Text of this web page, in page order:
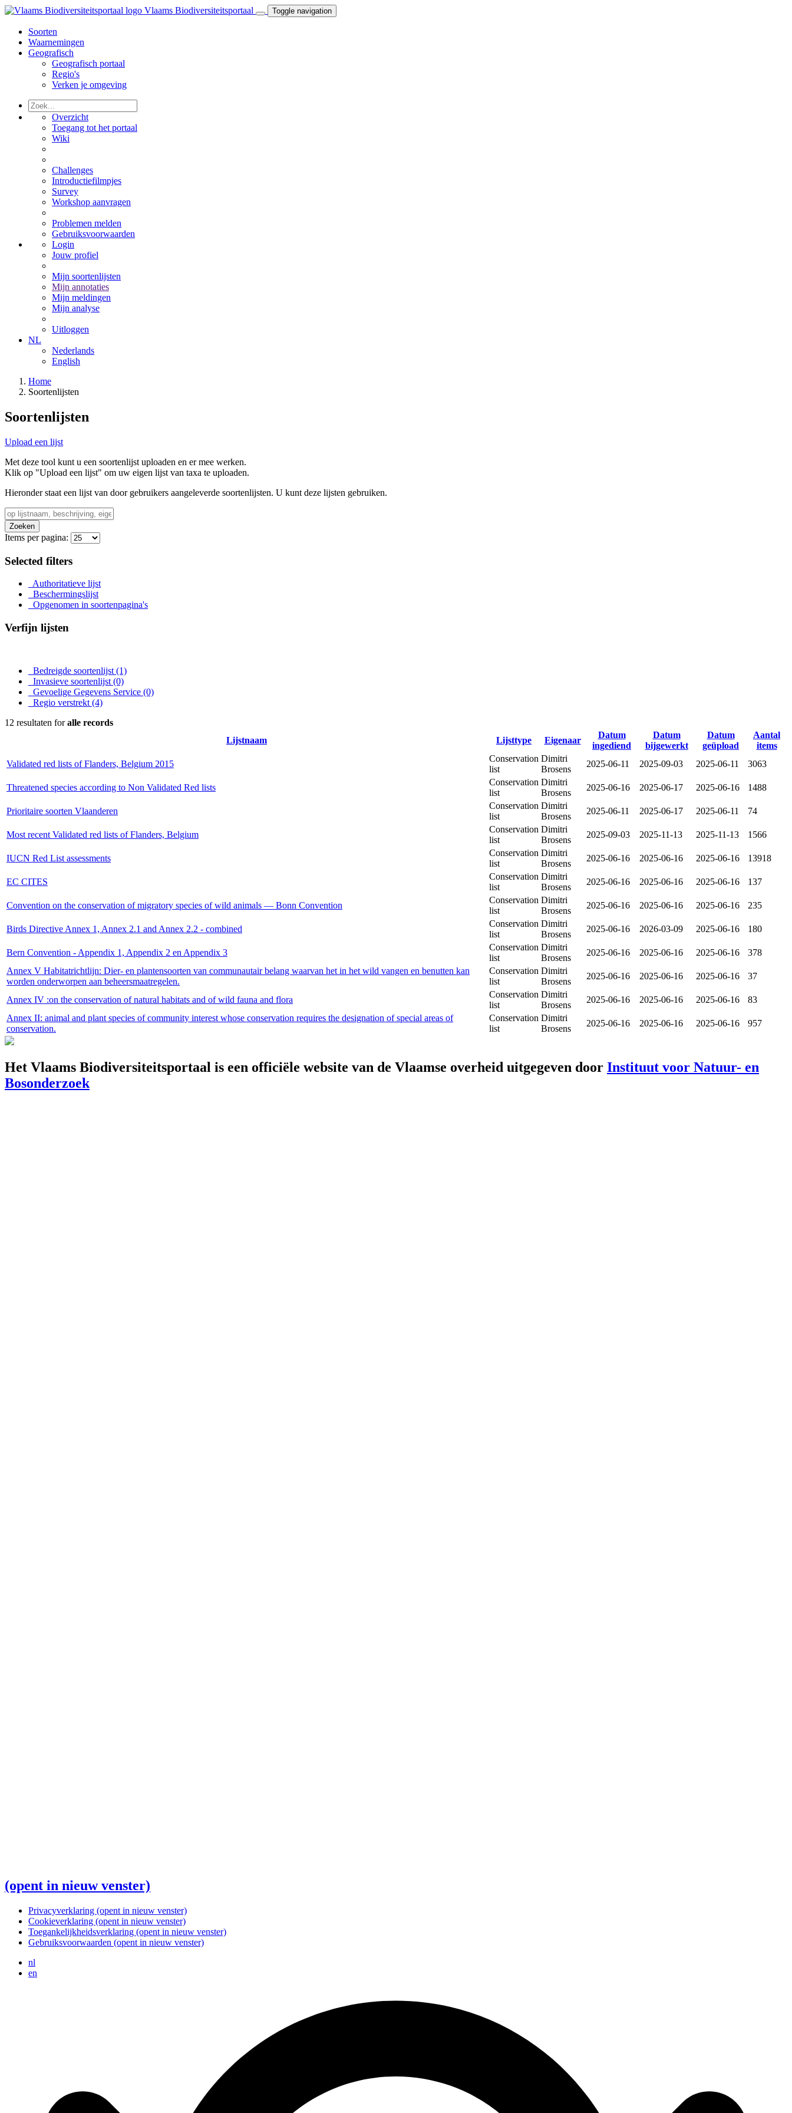
Vlaams Biodiversiteitsportaal Toggle navigation
Soorten
Waarnemingen
Geografisch
Geografisch portaal
Regio's
Verken je omgeving
Overzicht
Toegang tot het portaal
Wiki
Challenges
Introductiefilmpjes
Survey
Workshop aanvragen
Problemen melden
Gebruiksvoorwaarden
Login
Jouw profiel
Mijn soortenlijsten
Mijn annotaties
Mijn meldingen
Mijn analyse
Uitloggen
NL
Nederlands
English
Home
Soortenlijsten
Soortenlijsten
Upload een lijst
Met deze tool kunt u een soortenlijst uploaden en er mee werken.
Klik op "Upload een lijst" om uw eigen lijst van taxa te uploaden.
Hieronder staat een lijst van door gebruikers aangeleverde soortenlijsten. U kunt deze lijsten gebruiken.
Zoeken
Items per pagina:
Selected filters
Authoritatieve lijst
Beschermingslijst
Opgenomen in soortenpagina's
Verfijn lijsten
Bedreigde soortenlijst (1)
Invasieve soortenlijst (0)
Gevoelige Gegevens Service (0)
Regio verstrekt (4)
12 resultaten foralle records
Lijstnaam
Lijsttype Eigenaar
Datum
ingediend
Datum
bijgewerkt
Datum
geüpload
Aantal
items
Validated red lists of Flanders, Belgium 2015
Conservation
list
Dimitri
Brosens
2025-06-11 2025-09-03 2025-06-11 3063
Threatened species according to Non Validated Red lists
Conservation
list
Dimitri
Brosens
2025-06-16 2025-06-17 2025-06-16 1488
Prioritaire soorten Vlaanderen
Conservation
list
Dimitri
Brosens
2025-06-11 2025-06-17 2025-06-11 74
Most recent Validated red lists of Flanders, Belgium
Conservation
list
Dimitri
Brosens
2025-09-03 2025-11-13 2025-11-13 1566
IUCN Red List assessments
Conservation
list
Dimitri
Brosens
2025-06-16 2025-06-16 2025-06-16 13918
EC CITES
Conservation
list
Dimitri
Brosens
2025-06-16 2025-06-16 2025-06-16 137
Convention on the conservation of migratory species of wild animals — Bonn Convention
Conservation
list
Dimitri
Brosens
2025-06-16 2025-06-16 2025-06-16 235
Birds Directive Annex 1, Annex 2.1 and Annex 2.2 - combined
Conservation
list
Dimitri
Brosens
2025-06-16 2026-03-09 2025-06-16 180
Bern Convention - Appendix 1, Appendix 2 en Appendix 3
Conservation
list
Dimitri
Brosens
2025-06-16 2025-06-16 2025-06-16
378
Annex V Habitatrichtlijn: Dier- en plantensoorten van communautair belang waarvan het in het wild vangen en benutten kan
worden onderworpen aan beheersmaatregelen.
Conservation
list
Dimitri
Brosens
2025-06-16 2025-06-16 2025-06-16 37
Annex IV :on the conservation of natural habitats and of wild fauna and flora
Conservation
list
Dimitri
Brosens
2025-06-16 2025-06-16 2025-06-16
83
Annex II: animal and plant species of community interest whose conservation requires the designation of special areas of
conservation.
Conservation
list
Dimitri
Brosens
2025-06-16 2025-06-16 2025-06-16 957
Het Vlaams Biodiversiteitsportaal is een officiële website van de Vlaamse overheid uitgegeven door Instituut voor Natuur- en
Bosonderzoek
(opent in nieuw venster)
Privacyverklaring (opent in nieuw venster)
Cookieverklaring (opent in nieuw venster)
Toegankelijkheidsverklaring (opent in nieuw venster)
Gebruiksvoorwaarden (opent in nieuw venster)
nl
en